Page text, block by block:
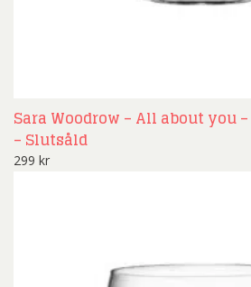
Sara Woodrow – All about you
– Slutsåld
299 kr